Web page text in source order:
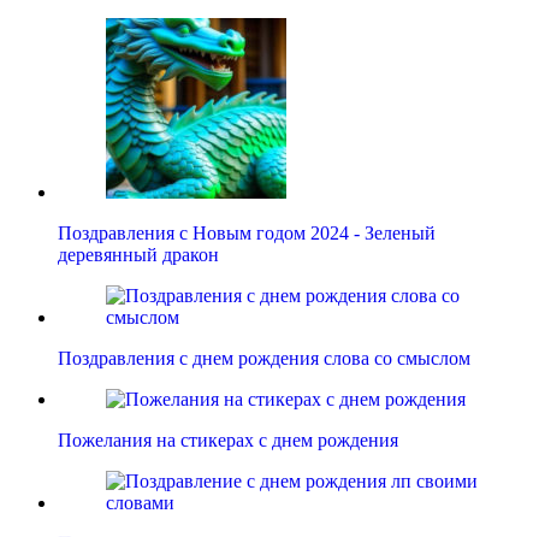
Поздравления с Новым годом 2024 - Зеленый
деревянный дракон
Поздравления с днем рождения слова со смыслом
Пожелания на стикерах с днем рождения